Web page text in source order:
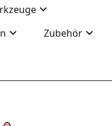
Zubehör